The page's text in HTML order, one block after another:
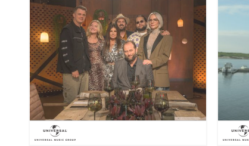
och
sa till
så är
i
jag